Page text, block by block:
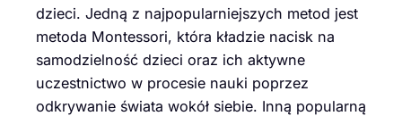
dzieci. Jedną z najpopularniejszych metod jest
metoda Montessori, która kładzie nacisk na
samodzielność dzieci oraz ich aktywne
uczestnictwo w procesie nauki poprzez
odkrywanie świata wokół siebie. Inną popularną